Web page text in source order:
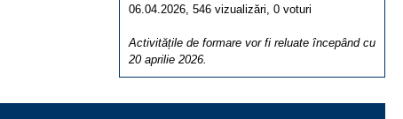
06.04.2026, 546 vizualizări, 0 voturi
Activitățile de formare vor fi reluate începând cu
20 aprilie 2026.